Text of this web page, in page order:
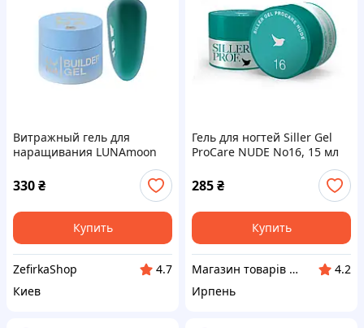
Витражный гель для
наращивания LUNAmoon
зеленый
330₴
Купить
ZefirkaShop
4.7
Киев
Гель для ногтей Siller Gel
ProCare NUDE No16, 15 мл
285₴
Купить
Магазин товарів для манікюру “Nigtyky”
4.2
Ирпень